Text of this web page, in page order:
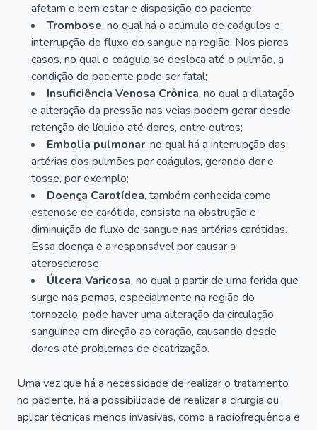
afetam o bem estar e disposição do paciente;
Trombose, no qual há o acúmulo de coágulos e
interrupção do fluxo do sangue na região. Nos piores
casos, no qual o coágulo se desloca até o pulmão, a
condição do paciente pode ser fatal;
Insuficiência Venosa Crônica, no qual a dilatação
e alteração da pressão nas veias podem gerar desde
retenção de líquido até dores, entre outros;
Embolia pulmonar, no qual há a interrupção das
artérias dos pulmões por coágulos, gerando dor e
tosse, por exemplo;
Doença Carotídea, também conhecida como
estenose de carótida, consiste na obstrução e
diminuição do fluxo de sangue nas artérias carótidas.
Essa doença é a responsável por causar a
aterosclerose;
Úlcera Varicosa, no qual a partir de uma ferida que
surge nas pernas, especialmente na região do
tornozelo, pode haver uma alteração da circulação
sanguínea em direção ao coração, causando desde
dores até problemas de cicatrização.
Uma vez que há a necessidade de realizar o tratamento
no paciente, há a possibilidade de realizar a cirurgia ou
aplicar técnicas menos invasivas, como a radiofrequência e